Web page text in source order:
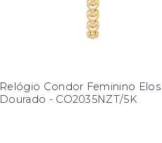
Relógio Condor Feminino Elos
Dourado - CO2035NZT/5K